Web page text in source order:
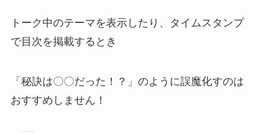
トーク中のテーマを表示したり、タイムスタンプ
で目次を掲載するとき
「秘訣は〇〇だった！？」のように誤魔化すのは
おすすめしません！